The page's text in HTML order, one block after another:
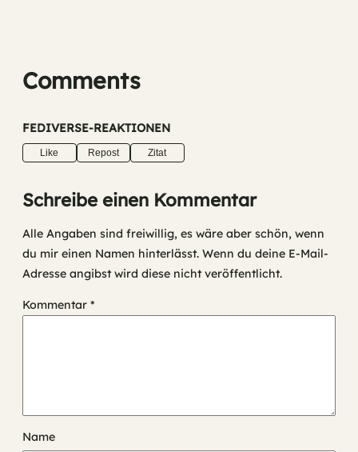
Comments
FEDIVERSE-REAKTIONEN
Like Repost Zitat
Schreibe einen Kommentar
Alle Angaben sind freiwillig, es wäre aber schön, wenn
du mir einen Namen hinterlässt. Wenn du deine E-Mail-
Adresse angibst wird diese nicht veröffentlicht.
Kommentar *
Name